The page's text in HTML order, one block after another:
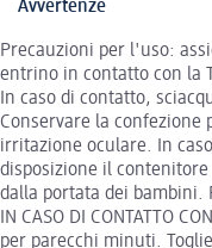
Avvertenze
Precauzioni per l'uso:
entrino in contatto con la
In caso di contatto,
Conservare la confezione
irritazione oculare. In
disposizione il
dalla portata dei bambini.
IN CASO DI CONTATTO
per parecchi minuti.